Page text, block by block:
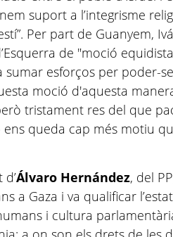
suport a l’integrisme
Per part de Guanyem,
de "moció
sumar esforços per poder-se
moció d'aquesta
tristament res del que
queda cap més motiu
Álvaro Hernández, del
a Gaza i va qualificar l’estat
i cultura